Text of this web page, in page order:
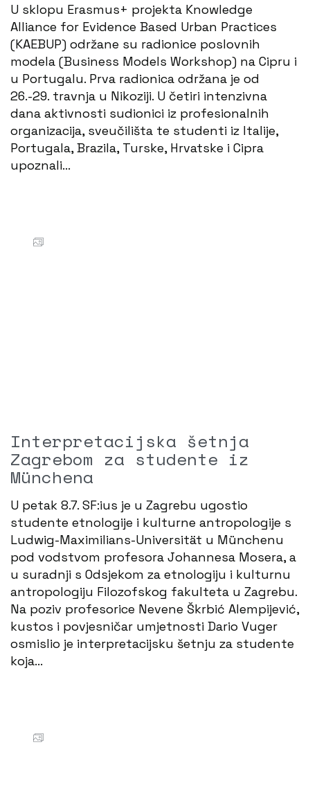
U sklopu Erasmus+ projekta Knowledge
Alliance for Evidence Based Urban Practices
(KAEBUP) održane su radionice poslovnih
modela (Business Models Workshop) na Cipru i
u Portugalu. Prva radionica održana je od
26.-29. travnja u Nikoziji. U četiri intenzivna
dana aktivnosti sudionici iz profesionalnih
organizacija, sveučilišta te studenti iz Italije,
Portugala, Brazila, Turske, Hrvatske i Cipra
upoznali…
Interpretacijska šetnja
Zagrebom za studente iz
Münchena
U petak 8.7. SF:ius je u Zagrebu ugostio
studente etnologije i kulturne antropologije s
Ludwig-Maximilians-Universität u Münchenu
pod vodstvom profesora Johannesa Mosera, a
u suradnji s Odsjekom za etnologiju i kulturnu
antropologiju Filozofskog fakulteta u Zagrebu.
Na poziv profesorice Nevene Škrbić Alempijević,
kustos i povjesničar umjetnosti Dario Vuger
osmislio je interpretacijsku šetnju za studente
koja…